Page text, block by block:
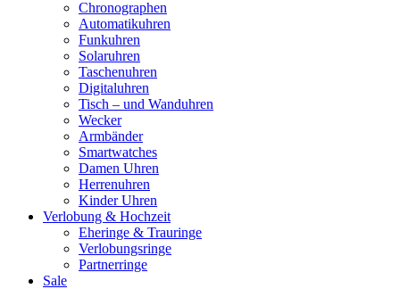
Chronographen
Automatikuhren
Funkuhren
Solaruhren
Taschenuhren
Digitaluhren
Tisch – und Wanduhren
Wecker
Armbänder
Smartwatches
Damen Uhren
Herrenuhren
Kinder Uhren
Verlobung & Hochzeit
Eheringe & Trauringe
Verlobungsringe
Partnerringe
Sale